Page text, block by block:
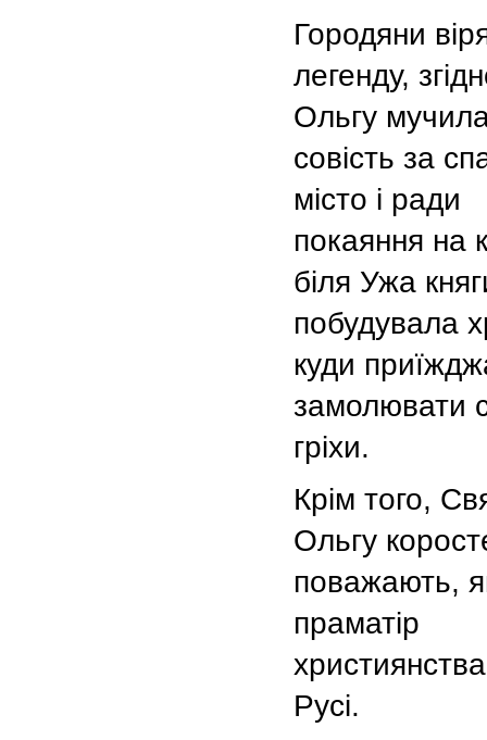
Городяни
легенду,
Ольгу
совість за
місто і ради
покаяння на
біля Ужа
побудувала
куди
замолювати
гріхи.
Крім того,
Ольгу
поважають,
праматір
Русі.